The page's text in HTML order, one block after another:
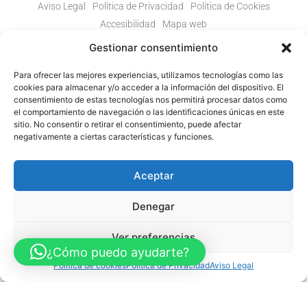
Gestionar consentimiento
Para ofrecer las mejores experiencias, utilizamos tecnologías como las
cookies para almacenar y/o acceder a la información del dispositivo. El
consentimiento de estas tecnologías nos permitirá procesar datos como
el comportamiento de navegación o las identificaciones únicas en este
sitio. No consentir o retirar el consentimiento, puede afectar
negativamente a ciertas características y funciones.
Aceptar
Denegar
Ver preferencias
Política de cookiesPolítica de PrivacidadAviso Legal
Aviso Legal Política de Privacidad
Política de Cookies
Accesibilidad
Mapa web
DIGITAL POR LOS FONDOS NEXT GENERATION (EU) DEL
MECANISMO DE RECUPERACIÓN Y RESILENCIA
© Guia Telefónica de Empresas – Todos los derechos reservados.
¿Cómo puedo ayudarte?